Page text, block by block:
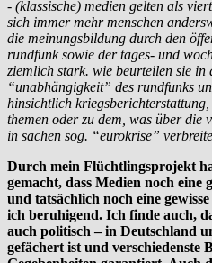
- (klassische) medien gelten als
sich immer mehr menschen
die meinungsbildung durch den
rundfunk sowie der tages- und
ziemlich stark. wie beurteilen sie in
“unabhängigkeit” des rundfunks
hinsichtlich
themen oder zu dem, was über die
in sachen sog. “eurokrise”
Durch mein Flüchtlingsprojekt
gemacht, dass Medien noch
und tatsächlich noch eine
ich beruhigend. Ich finde auch,
auch politisch – in Deutschland
gefächert ist und verschiedenste